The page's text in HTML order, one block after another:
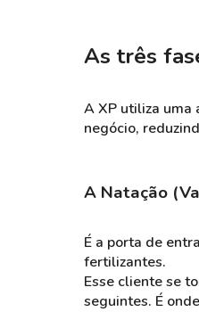
As três
A XP utiliza uma
negócio,
A Natação
É a porta de
fertilizantes.
Esse cliente se
seguintes. É